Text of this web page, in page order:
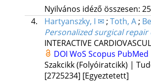
Nyilvános idéző összesen:
4.
Hartyanszky, I ✉ ; Toth, A ;
Personalized surgical
INTERACTIVE
DOI WoS Scopus PubMed
Szakcikk (Folyóiratcikk) |
[2725234] [Egyeztetett]